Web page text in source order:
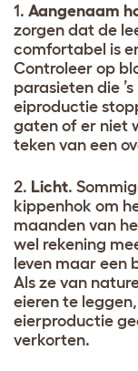
1. Aangenaam
zorgen dat de
comfortabel is
Controleer op
parasieten die
eiproductie
gaten of er niet
teken van een
2. Licht.
kippenhok om
maanden van
wel rekening
leven maar een
Als ze van
eieren te
eierproductie
verkorten.